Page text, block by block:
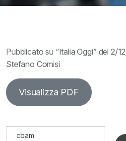
Pubblicato su “Italia Oggi” del 2/
Stefano Comisi
Visualizza PDF
cbam